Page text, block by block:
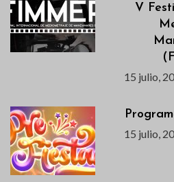
V
15 julio,
15 julio,